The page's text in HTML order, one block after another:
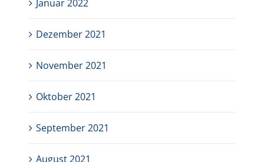
Januar 2022
Dezember 2021
November 2021
Oktober 2021
September 2021
August 2021